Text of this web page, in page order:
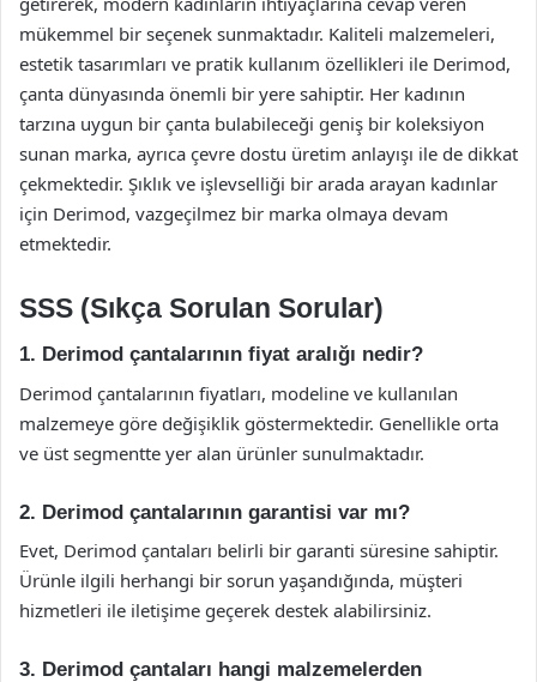
mükemmel bir seçenek sunmaktadır. Kaliteli malzemeleri,
estetik tasarımları ve pratik kullanım özellikleri ile Derimod,
çanta dünyasında önemli bir yere sahiptir. Her kadının
tarzına uygun bir çanta bulabileceği geniş bir koleksiyon
sunan marka, ayrıca çevre dostu üretim anlayışı ile de dikkat
çekmektedir. Şıklık ve işlevselliği bir arada arayan kadınlar
için Derimod, vazgeçilmez bir marka olmaya devam
etmektedir.
SSS (Sıkça Sorulan Sorular)
1. Derimod çantalarının fiyat aralığı nedir?
Derimod çantalarının fiyatları, modeline ve kullanılan
malzemeye göre değişiklik göstermektedir. Genellikle orta
ve üst segmentte yer alan ürünler sunulmaktadır.
2. Derimod çantalarının garantisi var mı?
Evet, Derimod çantaları belirli bir garanti süresine sahiptir.
Ürünle ilgili herhangi bir sorun yaşandığında, müşteri
hizmetleri ile iletişime geçerek destek alabilirsiniz.
3. Derimod çantaları hangi malzemelerden